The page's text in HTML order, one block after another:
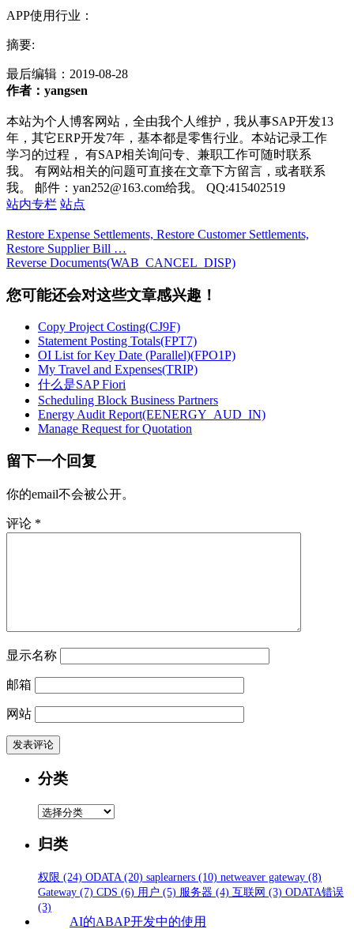
APP使用行业：
摘要:
最后编辑： 2019-08-28
作者：yangsen
本站为个人博客网站，全由我个人维护，我从事SAP开发13
年，其它ERP开发7年，基本都是零售行业。本站记录工作
学习的过程， 有SAP相关询问专、兼职工作可随时联系
我。 有网站相关的问题可直接在文章下方留言，或者联系
我。 邮件：yan252@163.com给我。 QQ:415402519
站内专栏 站点
Restore Expense Settlements, Restore Customer Settlements,
Restore Supplier Bill …
Reverse Documents(WAB_CANCEL_DISP)
您可能还会对这些文章感兴趣！
Copy Project Costing(CJ9F)
Statement Posting Totals(FPT7)
OI List for Key Date (Parallel)(FPO1P)
My Travel and Expenses(TRIP)
什么是SAP Fiori
Scheduling Block Business Partners
Energy Audit Report(EENERGY_AUD_IN)
Manage Request for Quotation
留下一个回复
你的email不会被公开。
评论 *
显示名称
邮箱
网站
分类
分
归类
权限 (24) ODATA (20) saplearners (10) netweaver gateway (8)
Gateway (7) CDS (6) 用户 (5) 服务器 (4) 互联网 (3) ODATA错误
(3)
AI的ABAP开发中的使用